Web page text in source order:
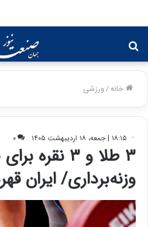
برای
خانه/ورزشی
۱۸:۱۵ | جمعه، ۱۸ اردیبهشت ۱۴۰۵ ۰
۳ طلا و ۳
وزنه‌برداری/ ایران